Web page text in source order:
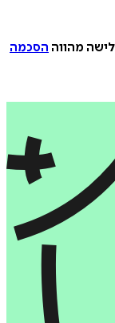
מהווה הסכמה